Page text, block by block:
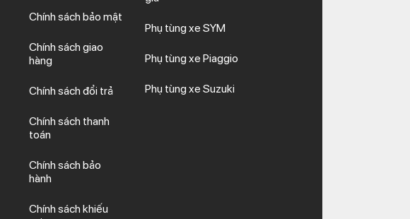
Chính sách bảo mật
Chính sách giao
hàng
Chính sách đổi trả
Chính sách thanh
toán
Chính sách bảo
hành
Chính sách khiếu
Phụ tùng xe SYM
Phụ tùng xe Piaggio
Phụ tùng xe Suzuki